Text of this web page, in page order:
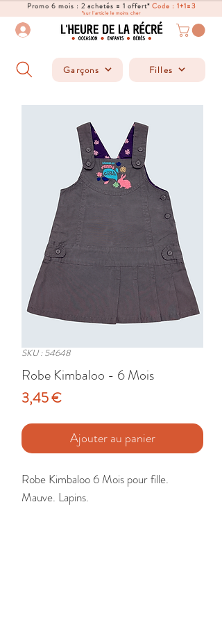
Promo 6 mois : 2 achetés = 1 offert*Code : 1+1=3
*sur l'article le moins cher
Garçons Filles
SKU : 54648
Robe Kimbaloo - 6 Mois
3,45 €Prix
Ajouter au panier
Robe Kimbaloo 6 Mois pour fille.
Mauve. Lapins.